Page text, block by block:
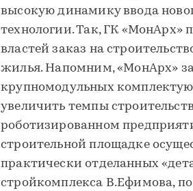
высокую динамику ввода
технологии. Так, ГК «МонАрх»
властей заказ на
жилья. Напомним, «МонАрх»
крупномодульных
увеличить темпы
роботизированном
строительной площадке
практически отделанных
стройкомплекса В.Ефимова,